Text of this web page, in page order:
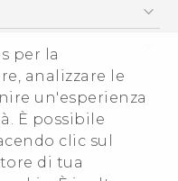
per la
analizzare le
un'esperienza
È possibile
clic sul
di tua
guide